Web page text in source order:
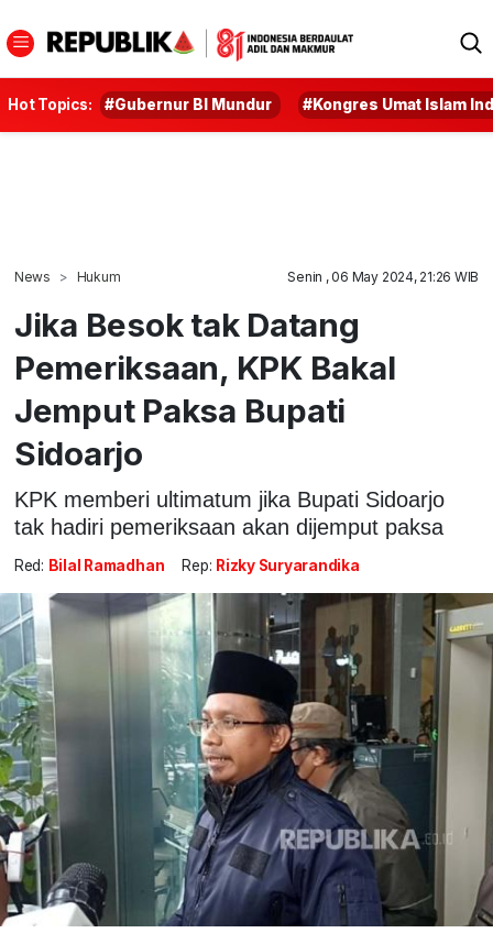
Hot Topics: #Gubernur BI Mundur #Kongres Umat Islam
News Hukum Senin , 06 May 2024, 21:26 WIB
Jika Besok tak Datang
Pemeriksaan, KPK Bakal
Jemput Paksa Bupati
Sidoarjo
KPK memberi ultimatum jika Bupati Sidoarjo
tak hadiri pemeriksaan akan dijemput paksa
Red: Bilal Ramadhan Rep: Rizky Suryarandika